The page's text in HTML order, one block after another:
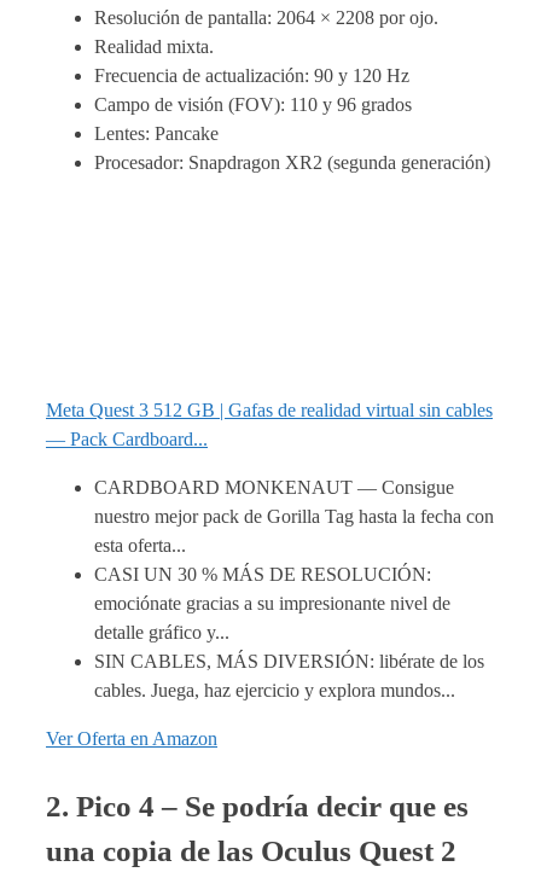
Resolución de pantalla: 2064 × 2208 por ojo.
Realidad mixta.
Frecuencia de actualización: 90 y 120 Hz
Campo de visión (FOV): 110 y 96 grados
Lentes: Pancake
Procesador: Snapdragon XR2 (segunda generación)
Meta Quest 3 512 GB | Gafas de realidad virtual sin cables
— Pack Cardboard...
CARDBOARD MONKENAUT — Consigue
nuestro mejor pack de Gorilla Tag hasta la fecha con
esta oferta...
CASI UN 30 % MÁS DE RESOLUCIÓN:
emociónate gracias a su impresionante nivel de
detalle gráfico y...
SIN CABLES, MÁS DIVERSIÓN: libérate de los
cables. Juega, haz ejercicio y explora mundos...
Ver Oferta en Amazon
2. Pico 4 – Se podría decir que es
una copia de las Oculus Quest 2